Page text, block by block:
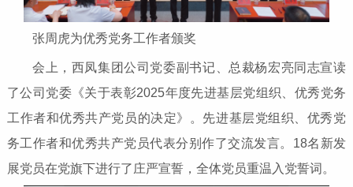
张周虎为优秀党务工作者颁奖
会上，西凤集团公司党委副书记、总裁杨宏亮同志宣读
了公司党委《关于表彰2025年度先进基层党组织、优秀党务
工作者和优秀共产党员的决定》。先进基层党组织、优秀党
务工作者和优秀共产党员代表分别作了交流发言。18名新发
展党员在党旗下进行了庄严宣誓，全体党员重温入党誓词。